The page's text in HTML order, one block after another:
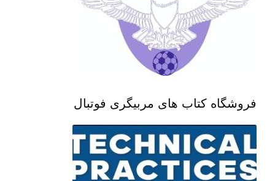
فروشگاه کتاب های مربیگری فوتبال